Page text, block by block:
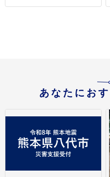
あなたにお